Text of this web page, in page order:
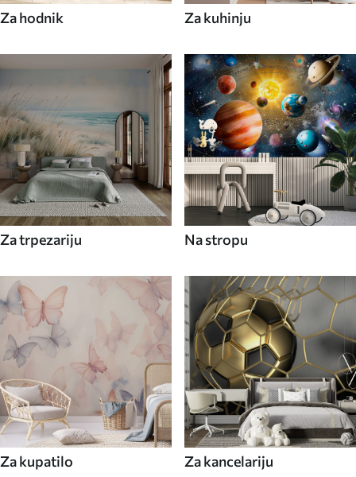
Za hodnik Za kuhinju
Za trpezariju Na stropu
Za kupatilo Za kancelariju